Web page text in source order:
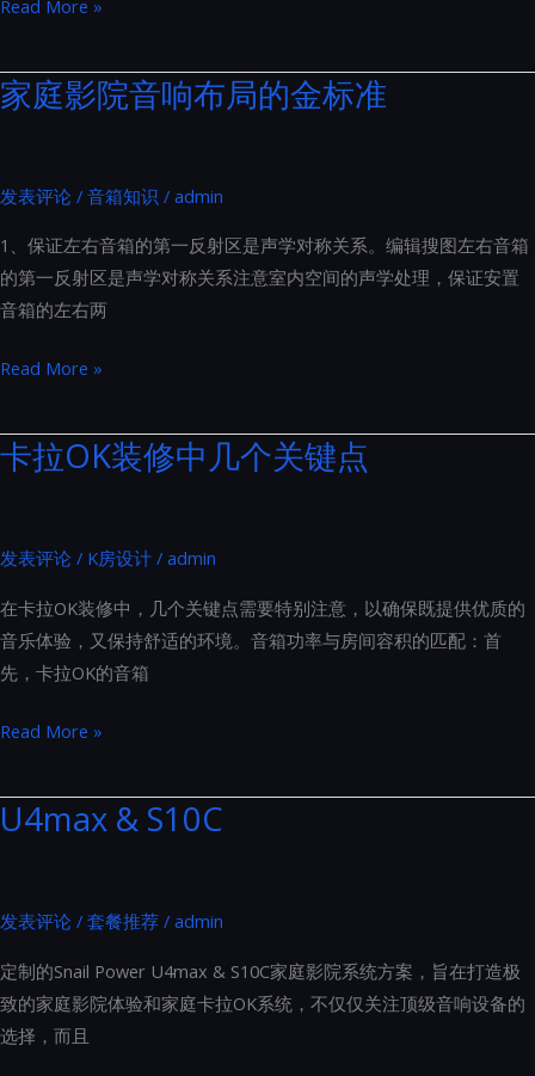
南
家
庭
时，
见
的
误
区
意
Read More »
家庭影院音响布局的金标准
发表评论 / 音箱知识 / admin
1、保证左右音箱的第一反射区是声学对称关系。编辑搜图左右音箱
的第一反射区是声学对称关系注意室内空间的声学处理，保证安置
音箱的左右两
家
影
院
布
的
金
标
准
Read More »
卡拉OK装修中几个关键点
发表评论 / K房设计 / admin
在卡拉OK装修中，几个关键点需要特别注意，以确保既提供优质的
音乐体验，又保持舒适的环境。音箱功率与房间容积的匹配：首
先，卡拉OK的音箱
卡
OK
装
几
关
键
点
Read More »
U4max & S10C
发表评论 / 套餐推荐 / admin
定制的Snail Power U4max & S10C家庭影院系统方案，旨在打造极
致的家庭影院体验和家庭卡拉OK系统，不仅仅关注顶级音响设备的
选择，而且